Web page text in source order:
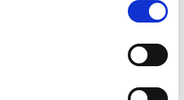
in landbouw- en bouwmachines